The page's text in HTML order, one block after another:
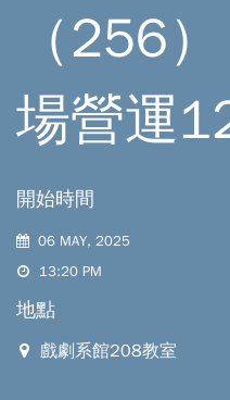
（256
場營運
開始時間
06 MAY, 2025
13:20 PM
地點
戲劇系館208教室